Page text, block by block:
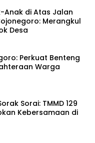
Anak di Atas Jalan
Merangkul
Desa
Perkuat Benteng
Warga
Sorai: TMMD 129
Kebersamaan di